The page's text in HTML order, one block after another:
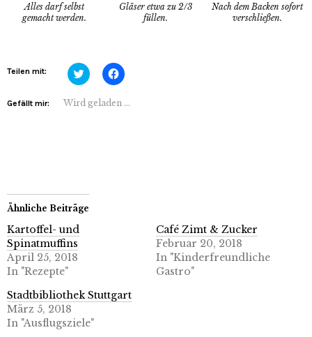
Alles darf selbst
gemacht werden.
Gläser etwa zu 2/3
füllen.
Nach dem Backen sofort
verschließen.
Teilen mit: Klick,
um
Twitter
zu
Klick,
um
Facebook
zu
Gefällt mir: Wird geladen …
Ähnliche Beiträge
Kartoffel- und
Spinatmuffins
April 25, 2018
In "Rezepte"
Café Zimt & Zucker
Februar 20, 2018
In "Kinderfreundliche
Gastro"
Stadtbibliothek Stuttgart
März 5, 2018
In "Ausflugsziele"